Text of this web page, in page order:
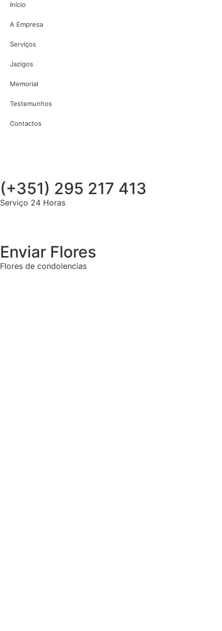
Início
A Empresa
Serviços
Jazigos
Memorial
Testemunhos
Contactos
(+351) 295 217 413
Serviço 24 Horas
Enviar Flores
Flores de condolencias